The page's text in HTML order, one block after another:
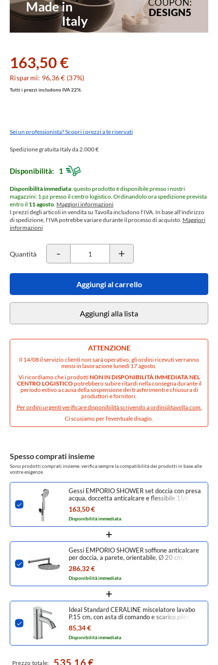
163,50 €
Risparmi: 96,36 € (37%)
Tutti i prezzi includono IVA 22%.
Sei un professionista? Scopri i prezzi a te riservati
Spedizione gratuita Italy da 2.000 €
Disponibilità: 1
Disponibilità immediata: questo prodotto è disponibile presso i nostri
magazzini: 1 pz presso il centro logistico. Ordinandolo ora spedizione prevista
entro il 11 agosto. Maggiori informazioni
I prezzi degli articoli in vendita su Tavolla includono l'IVA. In base all'indirizzo
di spedizione, l'IVA potrebbe variare durante il processo di acquisto. Maggiori
informazioni
Quantità - +
Aggiungi al carrello
Aggiungi alla lista
ATTENZIONE
Il 14/08 il servizio clienti non sarà operativo, gli ordini ricevuti verranno
messi in lavorazione lunedì 17 agosto.
Vi ricordiamo che i prodottiNON IN DISPONIBILITÀ IMMEDIATA NEL
CENTRO LOGISTICOpotrebbero subire ritardi nella consegna durante il
periodo estivo a causa della sospensione dei trasferimenti e chiusura di
produttori e fornitori.
Per ordini urgenti verificare disponibilità scrivendo aordini@tavolla.com.
Ci scusiamo per l'eventuale disagio.
Spesso comprati insieme
Sono prodotti comprati insieme, verifica sempre la compatibilità dei prodotti in base alle
vostre esigenze.
Gessi EMPORIO SHOWER set doccia con presa
acqua, doccetta anticalcare e flessibile 150 cm,
finitura cromo 38723#031
163,50 €
Disponibilità immediata
Gessi EMPORIO SHOWER soffione anticalcare
per doccia, a parete, orientabile, Ø 20 cm,
finitura cromo 47284#031
286,32 €
Disponibilità immediata
Ideal Standard CERALINE miscelatore lavabo
P.15 cm, con asta di comando e scarico piletta
da 1-1/4", finitura cromo BC193AA
85,34 €
Disponibilità immediata
Prezzo totale: 535,16 €